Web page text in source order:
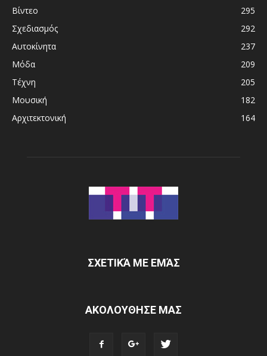
Βίντεο
295
Σχεδιασμός
292
Αυτοκίνητα
237
Μόδα
209
Τέχνη
205
Μουσική
182
Αρχιτεκτονική
164
ΣΧΕΤΙΚΆ ΜΕ ΕΜΆΣ
ΑΚΟΛΟΥΘΗΣΕ ΜΑΣ